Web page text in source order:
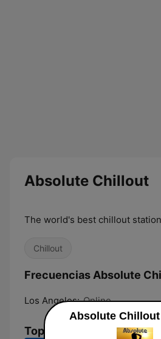
Absolute Chillout
The world's best chillout station
Chillout
Frecuencias Absolute
Los Angeles: Online
Top Canciones
Absolute